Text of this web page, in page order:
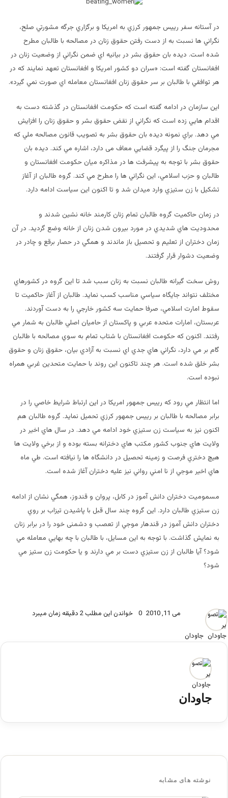
در آستانه سفر رييس جمهور كرزي به امريكا و برگزاري جرگه مشورتي صلح،
نگراني ها نسبت به از دست رفتن حقوق زنان در مصالحه با طالبان مطرح
شده است. ديده بان حقوق بشر در بيانيه اي ضمن نگراني از وضعيت زنان در
افغانستان گفته است: «سران دو كشور امريكا و افغانستان تعهد نمايند كه در
هر توافقي با طالبان بر سر حقوق زنان افغانستان معامله اي صورت نمي گيرد».
اين سازمان در ادامه گفته است كه حكومت افغانستان در گذشته دست به
اقدام هايي زده است كه نگراني از نقض حقوق بشر و حقوق زنان را افزايش
مي دهد. براي نمونه ديده بان حقوق بشر به تصويب قانون مصالحه ملي كه
مجرمان جنگ را از پيگرد قضايي معاف می دارد، اشاره مي كند. ديده بان
حقوق بشر با توجه به پيشرفت ها در مذاكره ميان حكومت افغانستان و
طالبان و حزب اسلامي، اين نگراني ها را مطرح مي كند. گروه طالبان از آغاز
تشكيل با زن ستيزي وارد ميدان شد و تا اكنون اين سياست ادامه دارد.
در زمان حاكميت گروه طالبان تمام زنان كارمند خانه نشين شدند و
محدوديت هاي شديدي در مورد بيرون شدن زنان از خانه وضع گرديد. در آن
زمان دختران از تعليم و تحصيل باز ماندند و همگي در حصار برقع و چادر در
وضعيت دشوار قرار گرفتند.
روش سخت گيرانه طالبان نسبت به زنان سبب شد تا اين گروه در كشورهاي
مختلف نتواند جايگاه سياسي مناسب كسب نمايد. طالبان از آغاز حاكميت تا
سقوط امارت اسلامي، صرفا حمايت سه كشور خارجي را به دست آوردند.
عربستان، امارات متحده عربي و پاكستان از حاميان اصلي طالبان به شمار مي
رفتند. اكنون كه حكومت افغانستان با شتاب تمام به سوي مصالحه با طالبان
گام بر مي دارد، نگراني هاي جدي اي نسبت به آزادي بيان، حقوق زنان و حقوق
بشر خلق شده است. هر چند تاكنون اين روند با حمايت متحدين غربي همراه
نبوده است.
اما انتظار مي رود كه رييس جمهور امريكا در اين ارتباط شرايط خاصي را در
برابر مصالحه با طالبان بر رييس جمهور كرزي تحميل نمايد. گروه طالبان هم
اكنون نيز به سياست زن ستيزي خود ادامه مي دهد. در سال هاي اخير در
ولايت هاي جنوب كشور مكتب هاي دخترانه بسته بوده و از برخي ولايت ها
هيچ دختري فرصت و زمينه تحصيل در دانشگاه ها را نيافته است. طي ماه
هاي اخير موجي از نا امني رواني نيز عليه دختران آغاز شده است.
مسموميت دختران دانش آموز در كابل، پروان و قندوز، همگي نشان از ادامه
زن ستيزي طالبان دارد. اين گروه چند سال قبل با پاشيدن تيزاب بر روي
دختران دانش آموز در قندهار موجي از تعصب و دشمنی خود را در برابر زنان
به نمايش گذاشت. با توجه به اين مسايل، با طالبان با چه بهايي معامله مي
شود؟ آيا طالبان از زن ستيزي دست بر مي دارند و يا حكومت زن ستيز مي
شود؟
جاودان
می 11, 2010 0 خواندن این مطلب 2 دقیقه زمان میبرد
جاودان
نوشته های مشابه